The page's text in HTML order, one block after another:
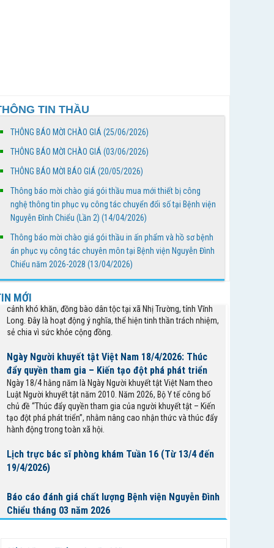
TIN THẦU
THÔNG BÁO MỜI CHÀO GIÁ (25/06/2026)
THÔNG BÁO MỜI CHÀO GIÁ (03/06/2026)
THÔNG BÁO MỜI BÁO GIÁ (20/05/2026)
Thông báo mời chào giá gói thầu mua mới thiết bị công
nghệ thông tin phục vụ công tác chuyển đổi số tại Bệnh viện
Nguyễn Đình Chiểu (Lần 2) (14/04/2026)
Thông báo mời chào giá gói thầu in ấn phẩm và hồ sơ bệnh
án phục vụ công tác chuyên môn tại Bệnh viện Nguyễn Đình
Chiểu năm 2026-2028 (13/04/2026)
MỚI
Thông báo mời chào giá gói thầu mua mới thiết bị
công nghệ thông tin phục vụ công tác chuyển đổi
số...
Thông báo mời chào giá gói thầu in ấn phẩm và hồ
BỆNH VIỆN NGUYỄN ĐÌNH CHIỂU TỔ CHỨC KHÁM
BỆNH VỀ NGUỒN NHÂN DỊP TẾT CHÔL CHNĂM
THMÂY NĂM 2026
Sáng ngày 11/4/2026, Nhân dịp Tết Chôl Chnăm Thmây năm
2026 của đồng bào dân tộc Khmer, Bệnh viện Nguyễn Đình
cảnh khó khăn, đồng bào dân tộc tại xã Nhị Trường, tỉnh Vĩnh
Long. Đây là hoạt động ý nghĩa, thể hiện tinh thần trách nhiệm,
sẻ chia vì sức khỏe cộng đồng.
đẩy quyền tham gia – Kiến tạo đột phá phát triển
Ngày 18/4 hằng năm là Ngày Người khuyết tật Việt Nam theo
Luật Người khuyết tật năm 2010. Năm 2026, Bộ Y tế công bố
chủ đề “Thúc đẩy quyền tham gia của người khuyết tật – Kiến
tạo đột phá phát triển”, nhằm nâng cao nhận thức và thúc đẩy
hành động trong toàn xã hội.
19/4/2026)
Chiểu tháng 03 năm 2026